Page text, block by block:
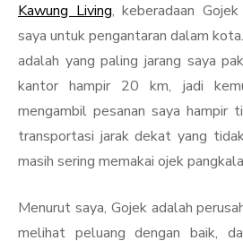
Kawung Living, keberadaan
saya untuk pengantaran dalam
adalah yang paling jarang saya
kantor hampir 20 km, jadi
mengambil pesanan saya hampir
transportasi jarak dekat yang
masih sering memakai ojek
Menurut saya, Gojek adalah
melihat peluang dengan baik,